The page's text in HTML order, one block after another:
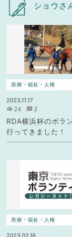
ショウさ
医療・福祉・人権
2023.11.17
24 2
RDA横浜杯のボラ
行ってきました！
医療・福祉・人権
2023.02.16